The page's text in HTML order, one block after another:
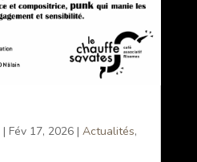
| Fév 17, 2026| Actualités,